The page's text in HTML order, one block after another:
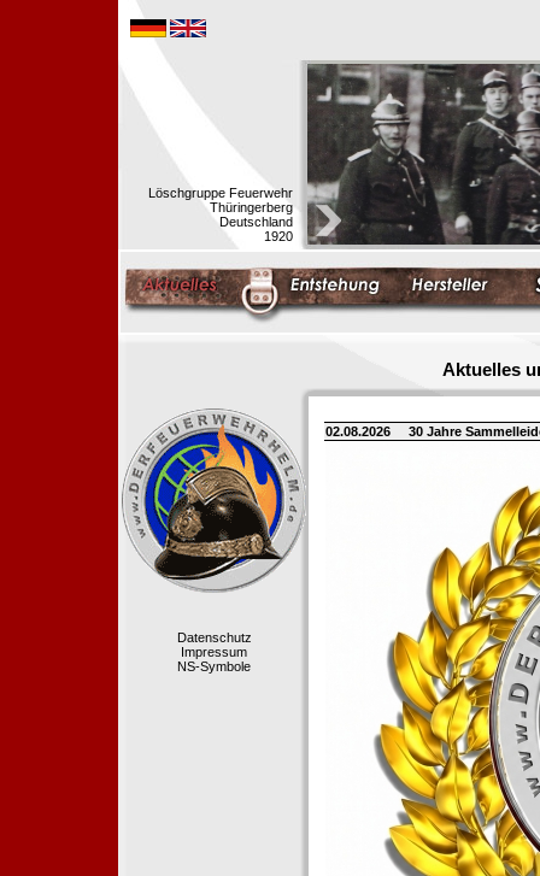
Löschgruppe Feuerwehr
Thüringerberg
Deutschland
1920
Aktuelles
Datenschutz
Impressum
NS-Symbole
02.08.2026 30 Jahre